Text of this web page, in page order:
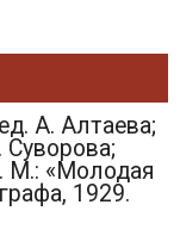
А. Алтаева;
Суворова;
М.: «Молодая
1929.